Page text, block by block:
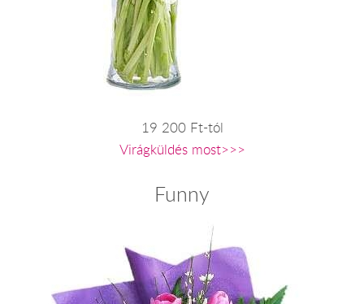
19 200 Ft-tól
Virágküldés most>>>
Funny